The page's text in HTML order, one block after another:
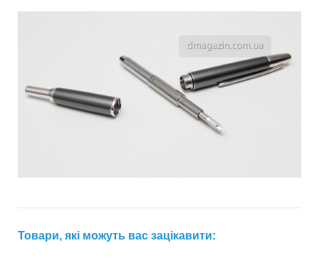
Товари, які можуть вас зацікавити: